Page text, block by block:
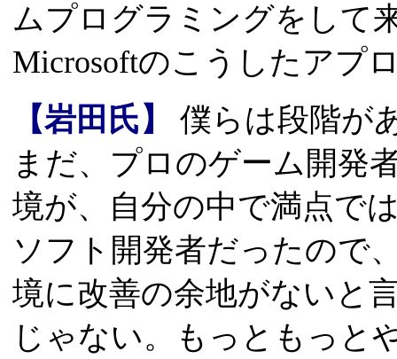
ムプログラミングをして
Microsoftのこうしたアプ
【岩田氏】
僕らは段階が
まだ、プロのゲーム開発
境が、自分の中で満点で
ソフト開発者だったので
境に改善の余地がないと
じゃない。もっともっと